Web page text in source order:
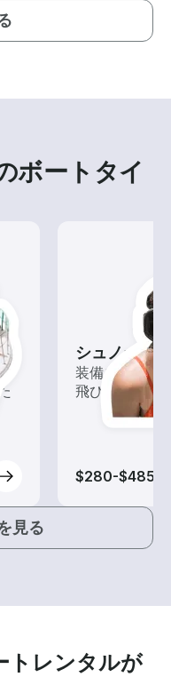
ボートタイ
シュノーケ
装備を整えて
飛び込もう！
$280-$485
見る
トレンタルが